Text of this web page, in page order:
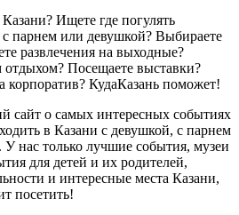
Ищете где погулять
с парнем или девушкой? Выбираете
развлечения на выходные?
отдыхом? Посещаете выставки?
корпоратив? КудаКазань поможет!
сайт о самых интересных событиях
в Казани с девушкой, с парнем
нас только лучшие события, музеи
для детей и их родителей,
и интересные места Казани,
посетить!